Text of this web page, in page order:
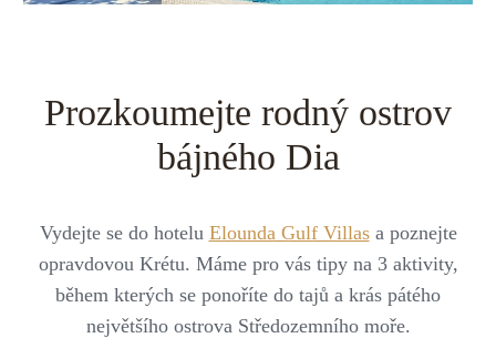
Prozkoumejte rodný ostrov
bájného Dia
Vydejte se do hotelu Elounda Gulf Villasa poznejte
opravdovou Krétu. Máme pro vás tipy na 3 aktivity,
během kterých se ponoříte do tajů a krás pátého
největšího ostrova Středozemního moře.
Private jet
Dovolená na pláži
Prodloužený víkend
Safari
Privátní vily
Island
Všechny destinace